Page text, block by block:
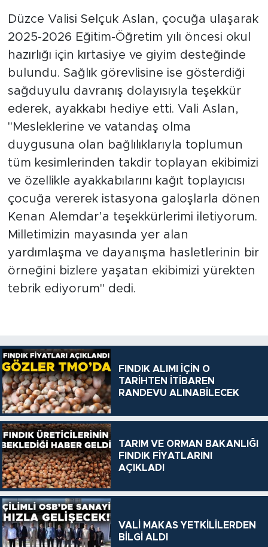
Düzce Valisi Selçuk Aslan, çocuğa ulaşarak
2025-2026 Eğitim-Öğretim yılı öncesi okul
hazırlığı için kırtasiye ve giyim desteğinde
bulundu. Sağlık görevlisine ise gösterdiği
sağduyulu davranış dolayısıyla teşekkür
ederek, ayakkabı hediye etti. Vali Aslan,
"Mesleklerine ve vatandaş olma
duygusuna olan bağlılıklarıyla toplumun
tüm kesimlerinden takdir toplayan ekibimizi
ve özellikle ayakkabılarını kağıt toplayıcısı
çocuğa vererek istasyona galoşlarla dönen
Kenan Alemdar’a teşekkürlerimi iletiyorum.
Milletimizin mayasında yer alan
yardımlaşma ve dayanışma hasletlerinin bir
örneğini bizlere yaşatan ekibimizi yürekten
tebrik ediyorum" dedi.
FINDIK ALIMI İÇİN O
TARİHTEN İTİBAREN
RANDEVU ALINABİLECEK
TARIM VE ORMAN BAKANLIĞI
FINDIK FİYATLARINI
AÇIKLADI
VALİ MAKAS YETKİLİLERDEN
BİLGİ ALDI